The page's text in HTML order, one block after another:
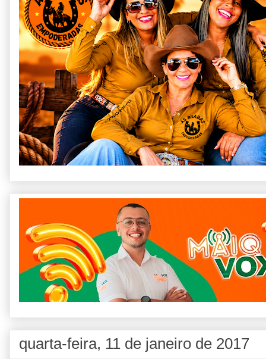
quarta-feira, 11 de janeiro de 2017